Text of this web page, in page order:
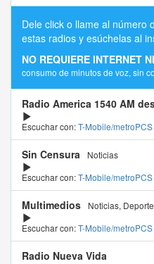
Dele click o llame al número
estas radios y esúchelas al
NO REQUIERE INTERNET
consumo de minutos de voz, sin
Radio America 1540 AM
Escuchar con:T-Mobile/metroPCS
Sin Censura
Noticias
Escuchar con:T-Mobile/metroPCS
Multimedios
Noticias,
Escuchar con:T-Mobile/metroPCS
Radio Nueva Vida